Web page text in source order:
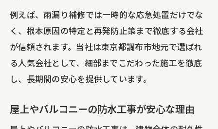
例えば、雨漏り補修では一時的な応急処置だけでな
く、根本原因の特定と再発防止策まで徹底する会社
が信頼されます。当社は東京都調布市地元で選ばれ
る人気会社として、細部までこだわった施工を徹底
し、長期間の安心を提供しています。
屋上やバルコニーの防水工事が安心な理由